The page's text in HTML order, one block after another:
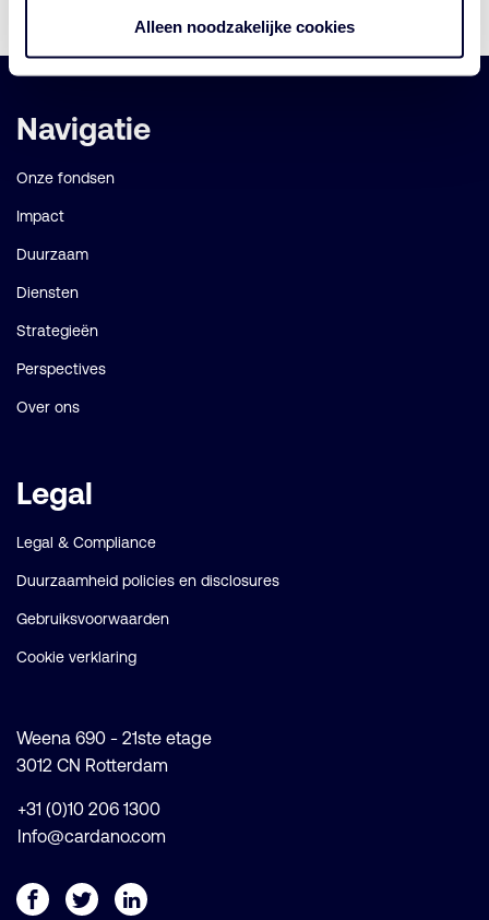
Alleen noodzakelijke cookies
Belangrijke
links
Navigatie
Onze fondsen
Impact
Duurzaam
Diensten
Strategieën
Perspectives
Over ons
Legal
Legal & Compliance
Duurzaamheid policies en disclosures
Gebruiksvoorwaarden
Cookie verklaring
Weena 690 - 21ste etage
3012 CN Rotterdam
+31 (0)10 206 1300
Info@cardano.com